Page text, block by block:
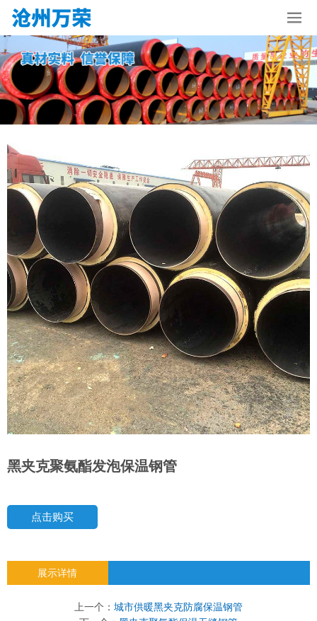
黑夹克聚氨酯发泡保温钢管
点击购买
展示详情
上一个： 城市供暖黑夹克防腐保温钢管